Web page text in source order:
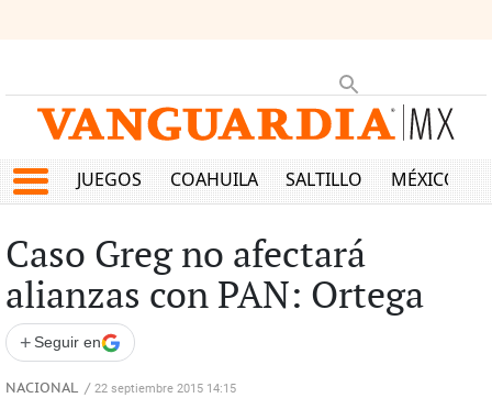
JUEGOS COAHUILA SALTILLO MÉXICO
Caso Greg no afectará
alianzas con PAN: Ortega
+ Seguir en
NACIONAL / 22 septiembre 2015 14:15